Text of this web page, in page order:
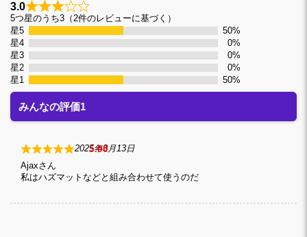
3.0 3
5つ星のうち3（2件のレビューに基づく）
星5
50%
星4
0%
星3
0%
星2
0%
星1
50%
みんなの評価1
5
2025年3月13日
私はハズマットなどと組み合わせて使うのだ
Ajax